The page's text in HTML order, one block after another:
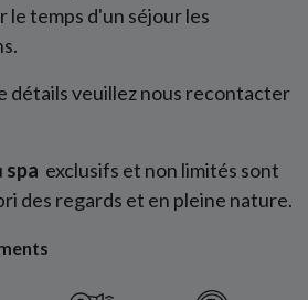
temps d'un séjour les
détails veuillez nous recontacter
spa exclusifs et non limités sont
des regards et en pleine nature.